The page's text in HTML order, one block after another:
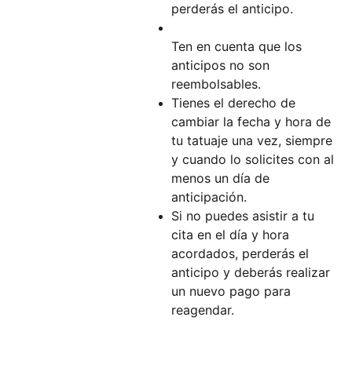
perderás el anticipo.
Ten en cuenta que los
anticipos no son
reembolsables.
Tienes el derecho de
cambiar la fecha y hora de
tu tatuaje una vez, siempre
y cuando lo solicites con al
menos un día de
anticipación.
Si no puedes asistir a tu
cita en el día y hora
acordados, perderás el
anticipo y deberás realizar
un nuevo pago para
reagendar.